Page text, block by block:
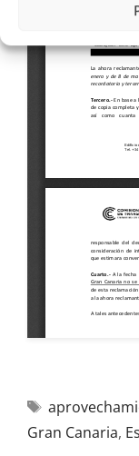
Gran Canaria,